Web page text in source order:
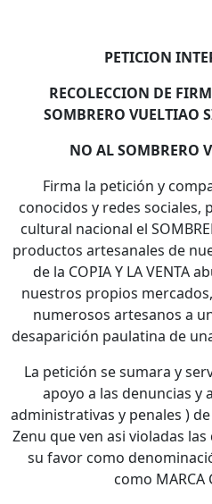
PETICION
RECOLECCION DE
SOMBRERO VUELTIAO
NO AL SOMBRERO
Firma la petición y
conocidos y redes sociales,
cultural nacional el
productos artesanales de
de la COPIA Y LA VENTA
nuestros propios
numerosos artesanos a
desaparición paulatina de
La petición se sumara y
apoyo a las denuncias y
administrativas y penales )
Zenu que ven asi violadas
su favor como
como MARCA